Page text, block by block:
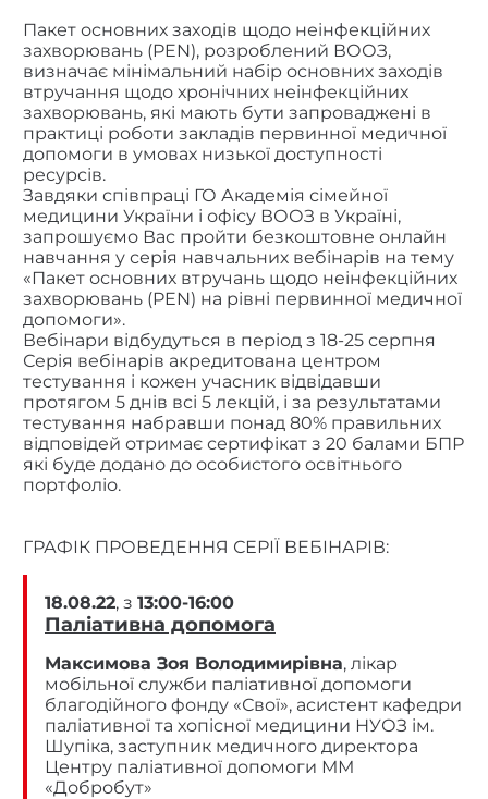
Пакет основних заходів щодо неінфекційних
захворювань (PEN), розроблений ВООЗ,
визначає мінімальний набір основних заходів
втручання щодо хронічних неінфекційних
захворювань, які мають бути запроваджені в
практиці роботи закладів первинної медичної
допомоги в умовах низької доступності
ресурсів.
Завдяки співпраці ГО Академія сімейної
медицини України і офісу ВООЗ в Україні,
запрошуємо Вас пройти безкоштовне онлайн
навчання у серія навчальних вебінарів на тему
«Пакет основних втручань щодо неінфекційних
захворювань (PEN) на рівні первинної медичної
допомоги».
Вебінари відбудуться в період з 18-25 серпня
Серія вебінарів акредитована центром
тестування і кожен учасник відвідавши
протягом 5 днів всі 5 лекцій, і за результатами
тестування набравши понад 80% правильних
відповідей отримає сертифікат з 20 балами БПР
які буде додано до особистого освітнього
портфоліо.
ГРАФІК ПРОВЕДЕННЯ СЕРІЇ ВЕБІНАРІВ:
18.08.22, з 13:00-16:00
Паліативна допомога
Максимова Зоя Володимирівна, лікар
мобільної служби паліативної допомоги
благодійного фонду «Свої», асистент кафедри
паліативної та хопісної медицини НУОЗ ім.
Шупіка, заступник медичного директора
Центру паліативної допомоги ММ
«Добробут»